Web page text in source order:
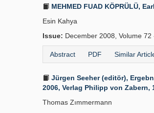
MEHMED FUAD KÖPRÜLÜ,
Esin Kahya
Issue: December 2008, Volume 72
Abstract PDF Similar
Jürgen Seeher (editör),
2006, Verlag Philipp von Zabern,
Thomas Zımmermann